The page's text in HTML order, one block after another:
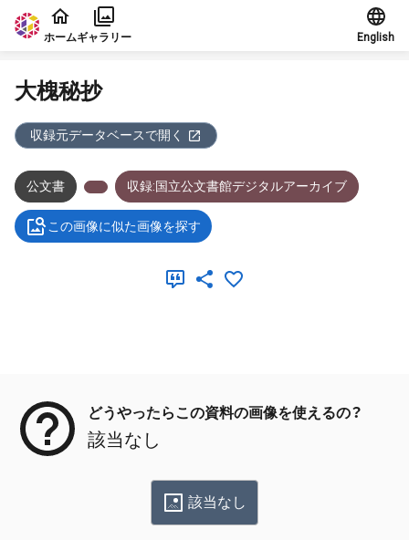
本文に飛ぶ
ホームギャラリー English
大槐秘抄
収録元データベースで開く
公文書 収録:国立公文書館デジタルアーカイブ
この画像に似た画像を探す
どうやったらこの資料の画像を使えるの？
該当なし
該当なし